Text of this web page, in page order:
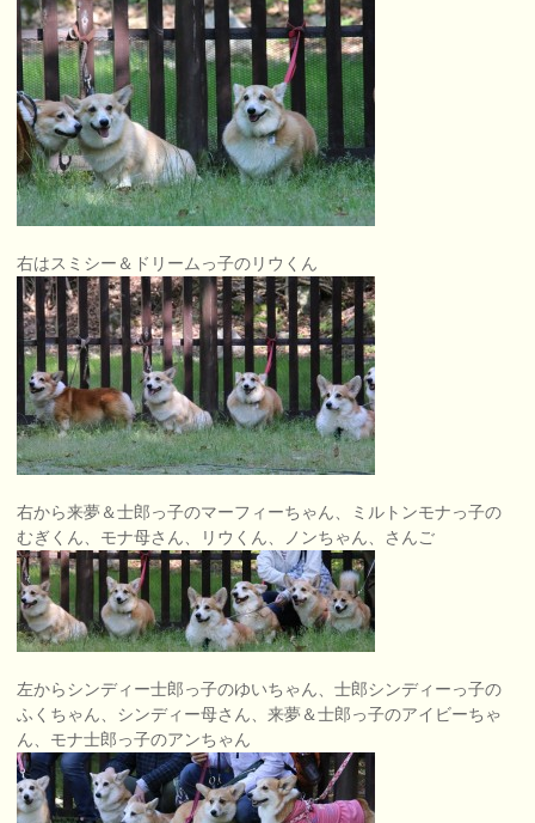
右はスミシー＆ドリームっ子のリウくん
右から来夢＆士郎っ子のマーフィーちゃん、ミルトンモナっ子の
むぎくん、モナ母さん、リウくん、ノンちゃん、さんご
左からシンディー士郎っ子のゆいちゃん、士郎シンディーっ子の
ふくちゃん、シンディー母さん、来夢＆士郎っ子のアイビーちゃ
ん、モナ士郎っ子のアンちゃん